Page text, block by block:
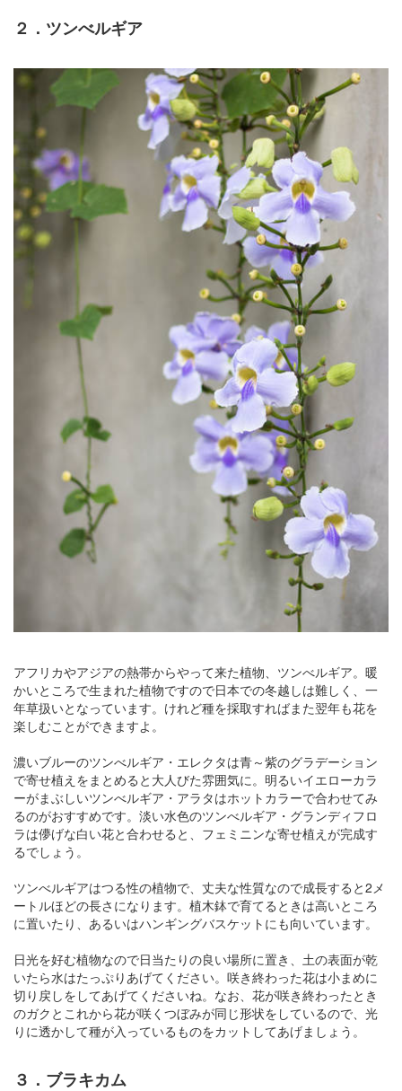
２．ツンべルギア
アフリカやアジアの熱帯からやって来た植物、ツンべルギア。暖
かいところで生まれた植物ですので日本での冬越しは難しく、一
年草扱いとなっています。けれど種を採取すればまた翌年も花を
楽しむことができますよ。
濃いブルーのツンべルギア・エレクタは青～紫のグラデーション
で寄せ植えをまとめると大人びた雰囲気に。明るいイエローカラ
ーがまぶしいツンべルギア・アラタはホットカラーで合わせてみ
るのがおすすめです。淡い水色のツンべルギア・グランディフロ
ラは儚げな白い花と合わせると、フェミニンな寄せ植えが完成す
るでしょう。
ツンべルギアはつる性の植物で、丈夫な性質なので成長すると2メ
ートルほどの長さになります。植木鉢で育てるときは高いところ
に置いたり、あるいはハンギングバスケットにも向いています。
日光を好む植物なので日当たりの良い場所に置き、土の表面が乾
いたら水はたっぷりあげてください。咲き終わった花は小まめに
切り戻しをしてあげてくださいね。なお、花が咲き終わったとき
のガクとこれから花が咲くつぼみが同じ形状をしているので、光
りに透かして種が入っているものをカットしてあげましょう。
３．ブラキカム